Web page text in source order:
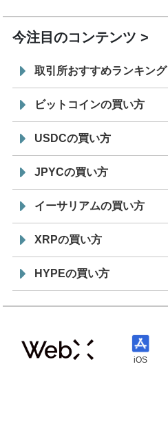
今注目のコンテンツ
取引所おすすめランキング
ビットコインの買い方
USDCの買い方
JPYCの買い方
イーサリアムの買い方
XRPの買い方
HYPEの買い方
iOS